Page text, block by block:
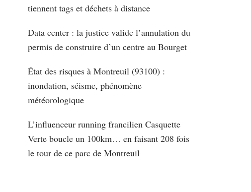
tiennent tags et déchets à distance
Data center : la justice valide l’annulation du
permis de construire d’un centre au Bourget
État des risques à Montreuil (93100) :
inondation, séisme, phénomène
météorologique
L’influenceur running francilien Casquette
Verte boucle un 100km… en faisant 208 fois
le tour de ce parc de Montreuil